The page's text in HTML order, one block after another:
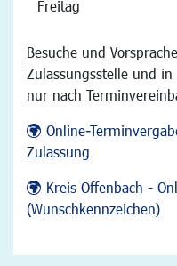
Freitag
Besuche und
Zulassungsstelle und
nur nach
Online-
Zulassung
Kreis Offenbach -
(Wunschkennzeichen)